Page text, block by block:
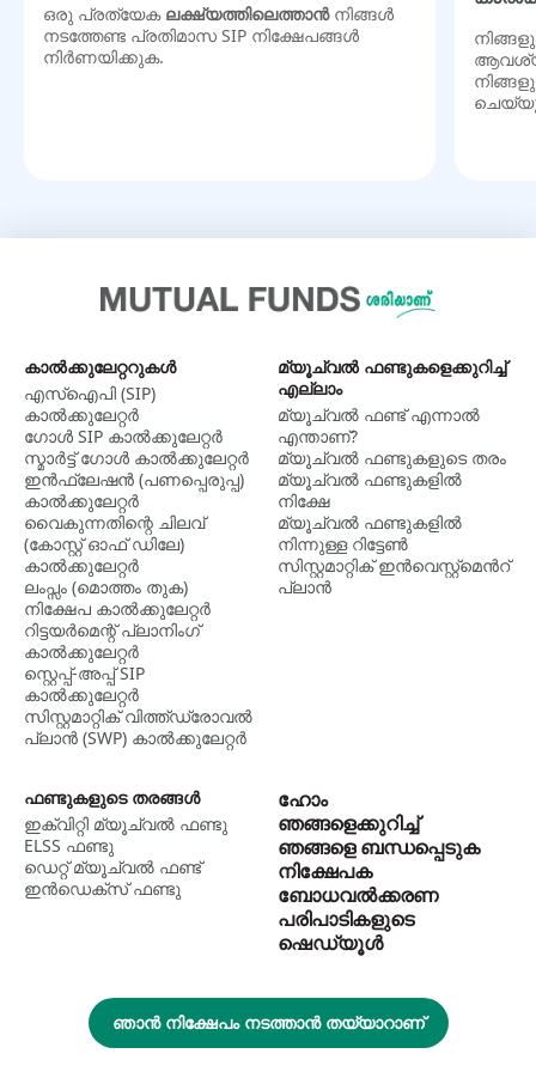
ഒരു പ്രത്യേക ലക്ഷ്യത്തിലെത്താൻനിങ്ങൾ
നടത്തേണ്ട പ്രതിമാസ SIP നിക്ഷേപങ്ങൾ
നിർണയിക്കുക.
കാല്‍ക്കുലേറ്ററുകള്‍
എസ്ഐപി (SIP)
കാൽക്കുലേറ്റർ
ഗോൾ SIP കാൽക്കുലേറ്റർ
സ്മാർട്ട് ഗോൾ കാൽക്കുലേറ്റർ
ഇൻഫ്ലേഷൻ (പണപ്പെരുപ്പ)
കാൽക്കുലേറ്റർ
വൈകുന്നതിന്റെ ചിലവ്
(കോസ്റ്റ് ഓഫ് ഡിലേ)
കാൽക്കുലേറ്റർ
ലംപ്സം (മൊത്തം തുക)
നിക്ഷേപ കാൽക്കുലേറ്റർ
റിട്ടയർമെന്റ് പ്ലാനിംഗ്
കാൽക്കുലേറ്റർ
സ്റ്റെപ്പ്-അപ്പ് SIP
കാൽക്കുലേറ്റർ
സിസ്റ്റമാറ്റിക് വിത്ത്ഡ്രോവൽ
പ്ലാൻ (SWP) കാൽക്കുലേറ്റർ
മ്യൂച്വൽ ഫണ്ടുകളെക്കുറിച്ച്
എല്ലാം
മ്യൂച്വല്‍ ഫണ്ട് എന്നാല്‍
എന്താണ്?
മ്യൂച്വൽ ഫണ്ടുകളുടെ തരം
മ്യൂച്വൽ ഫണ്ടുകളിൽ
നിക്ഷേ
മ്യൂച്വൽ ഫണ്ടുകളില്‍
നിന്നുള്ള റിട്ടേൺ
സിസ്റ്റമാറ്റിക് ഇന്‍വെസ്റ്റ്‌മെന്‍റ്
പ്ലാന്‍
ഫണ്ടുകളുടെ തരങ്ങൾ
ഇക്വിറ്റി മ്യൂച്വൽ ഫണ്ടു
ELSS ഫണ്ടു
ഡെറ്റ് മ്യൂച്വല്‍ ഫണ്ട്
ഇന്‍ഡെക്സ് ഫണ്ടു
ഹോം
ഞങ്ങളെക്കുറിച്ച്
ഞങ്ങളെ ബന്ധപ്പെടുക
നിക്ഷേപക
ബോധവൽക്കരണ
പരിപാടികളുടെ
ഷെഡ്യൂൾ
ഞാൻ നിക്ഷേപം നടത്താൻ തയ്യാറാണ്